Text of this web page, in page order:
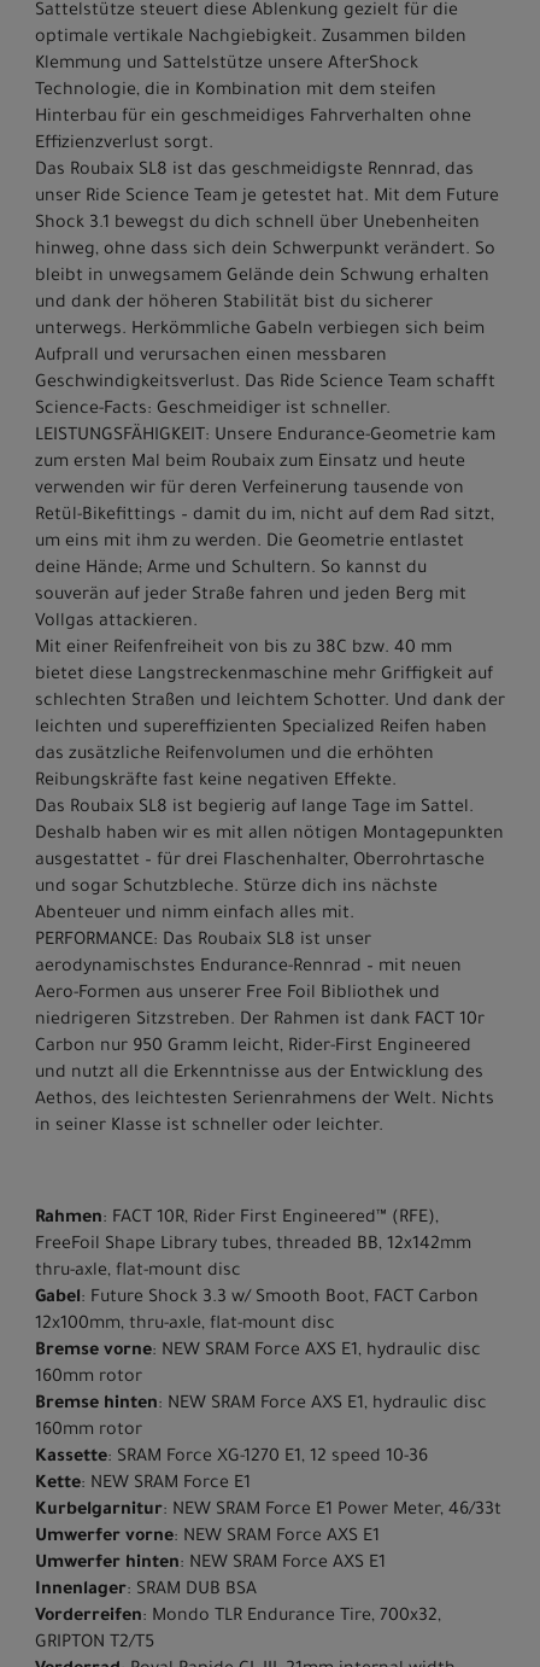
Sattelstütze steuert diese Ablenkung gezielt für die
optimale vertikale Nachgiebigkeit. Zusammen bilden
Klemmung und Sattelstütze unsere AfterShock
Technologie, die in Kombination mit dem steifen
Hinterbau für ein geschmeidiges Fahrverhalten ohne
Effizienzverlust sorgt.
Das Roubaix SL8 ist das geschmeidigste Rennrad, das
unser Ride Science Team je getestet hat. Mit dem Future
Shock 3.1 bewegst du dich schnell über Unebenheiten
hinweg, ohne dass sich dein Schwerpunkt verändert. So
bleibt in unwegsamem Gelände dein Schwung erhalten
und dank der höheren Stabilität bist du sicherer
unterwegs. Herkömmliche Gabeln verbiegen sich beim
Aufprall und verursachen einen messbaren
Geschwindigkeitsverlust. Das Ride Science Team schafft
Science-Facts: Geschmeidiger ist schneller.
LEISTUNGSFÄHIGKEIT: Unsere Endurance-Geometrie kam
zum ersten Mal beim Roubaix zum Einsatz und heute
verwenden wir für deren Verfeinerung tausende von
Retül-Bikefittings – damit du im, nicht auf dem Rad sitzt,
um eins mit ihm zu werden. Die Geometrie entlastet
deine Hände; Arme und Schultern. So kannst du
souverän auf jeder Straße fahren und jeden Berg mit
Vollgas attackieren.
Mit einer Reifenfreiheit von bis zu 38C bzw. 40 mm
bietet diese Langstreckenmaschine mehr Griffigkeit auf
schlechten Straßen und leichtem Schotter. Und dank der
leichten und supereffizienten Specialized Reifen haben
das zusätzliche Reifenvolumen und die erhöhten
Reibungskräfte fast keine negativen Effekte.
Das Roubaix SL8 ist begierig auf lange Tage im Sattel.
Deshalb haben wir es mit allen nötigen Montagepunkten
ausgestattet – für drei Flaschenhalter, Oberrohrtasche
und sogar Schutzbleche. Stürze dich ins nächste
Abenteuer und nimm einfach alles mit.
PERFORMANCE: Das Roubaix SL8 ist unser
aerodynamischstes Endurance-Rennrad – mit neuen
Aero-Formen aus unserer Free Foil Bibliothek und
niedrigeren Sitzstreben. Der Rahmen ist dank FACT 10r
Carbon nur 950 Gramm leicht, Rider-First Engineered
und nutzt all die Erkenntnisse aus der Entwicklung des
Aethos, des leichtesten Serienrahmens der Welt. Nichts
in seiner Klasse ist schneller oder leichter.
Rahmen: FACT 10R, Rider First Engineered™ (RFE),
FreeFoil Shape Library tubes, threaded BB, 12x142mm
thru-axle, flat-mount disc
Gabel: Future Shock 3.3 w/ Smooth Boot, FACT Carbon
12x100mm, thru-axle, flat-mount disc
Bremse vorne: NEW SRAM Force AXS E1, hydraulic disc
160mm rotor
Bremse hinten: NEW SRAM Force AXS E1, hydraulic disc
160mm rotor
Kassette: SRAM Force XG-1270 E1, 12 speed 10-36
Kette: NEW SRAM Force E1
Kurbelgarnitur: NEW SRAM Force E1 Power Meter, 46/33t
Umwerfer vorne: NEW SRAM Force AXS E1
Umwerfer hinten: NEW SRAM Force AXS E1
Innenlager: SRAM DUB BSA
Vorderreifen: Mondo TLR Endurance Tire, 700x32,
GRIPTON T2/T5